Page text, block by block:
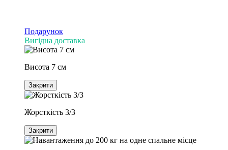
Подарунок
Вигідна доставка
Висота 7 см
Закрити
Жорсткість 3/3
Закрити